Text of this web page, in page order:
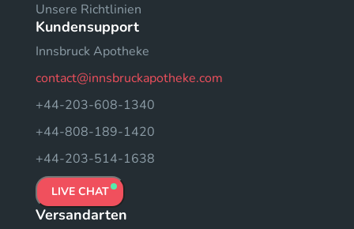
Unsere Richtlinien
Kundensupport
Innsbruck Apotheke
contact@innsbruckapotheke.com
+44-203-608-1340
+44-808-189-1420
+44-203-514-1638
LIVE CHAT
Versandarten